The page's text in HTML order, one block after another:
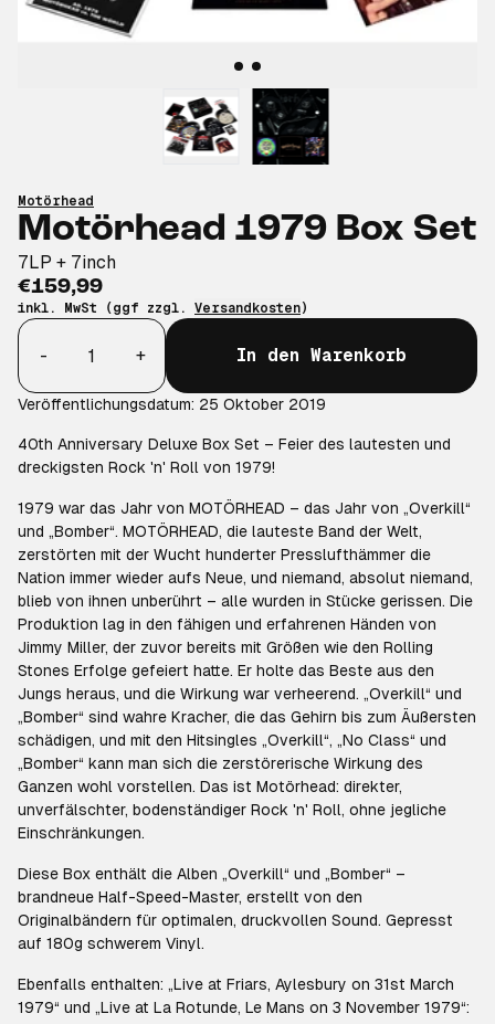
Motörhead
Motörhead 1979 Box Set
7LP + 7inch
€159,99
inkl. MwSt (ggf zzgl. Versandkosten)
Anzahl
-
+ In den Warenkorb
Veröffentlichungsdatum: 25 Oktober 2019
40th Anniversary Deluxe Box Set – Feier des lautesten und
dreckigsten Rock 'n' Roll von 1979!
1979 war das Jahr von MOTÖRHEAD – das Jahr von „Overkill“
und „Bomber“. MOTÖRHEAD, die lauteste Band der Welt,
zerstörten mit der Wucht hunderter Presslufthämmer die
Nation immer wieder aufs Neue, und niemand, absolut niemand,
blieb von ihnen unberührt – alle wurden in Stücke gerissen. Die
Produktion lag in den fähigen und erfahrenen Händen von
Jimmy Miller, der zuvor bereits mit Größen wie den Rolling
Stones Erfolge gefeiert hatte. Er holte das Beste aus den
Jungs heraus, und die Wirkung war verheerend. „Overkill“ und
„Bomber“ sind wahre Kracher, die das Gehirn bis zum Äußersten
schädigen, und mit den Hitsingles „Overkill“, „No Class“ und
„Bomber“ kann man sich die zerstörerische Wirkung des
Ganzen wohl vorstellen. Das ist Motörhead: direkter,
unverfälschter, bodenständiger Rock 'n' Roll, ohne jegliche
Einschränkungen.
Diese Box enthält die Alben „Overkill“ und „Bomber“ –
brandneue Half-Speed-Master, erstellt von den
Originalbändern für optimalen, druckvollen Sound. Gepresst
auf 180g schwerem Vinyl.
Ebenfalls enthalten: „Live at Friars, Aylesbury on 31st March
1979“ und „Live at La Rotunde, Le Mans on 3 November 1979“: